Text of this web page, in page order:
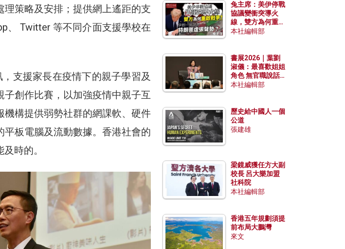
理策略及安排；提供網上遙距的支
、 Twitter 等不同介面支援學校在
支援家長在疫情下的親子學習及
創作比賽，以加強疫情中親子互
構提供弱勢社群的網課軟、硬件
板電腦及流動數據。香港社會的
時的。
兔主席：美伊停戰
協議變衝突導火
線，雙方為何重啟
戰爭？伊朗一早洞
本社編輯部
書展2026｜葉劉
淑儀：最喜歡姐姐
角色 無官職說話
包袱少
本社編輯部
歷史給中國人一個
公道
張建雄
梁鏡威獲任方大副
校長 呂大樂加盟
社科院
本社編輯部
香港五年規劃須提
前布局大鵬灣
來文